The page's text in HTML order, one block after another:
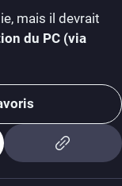
mais il devrait
du PC (via